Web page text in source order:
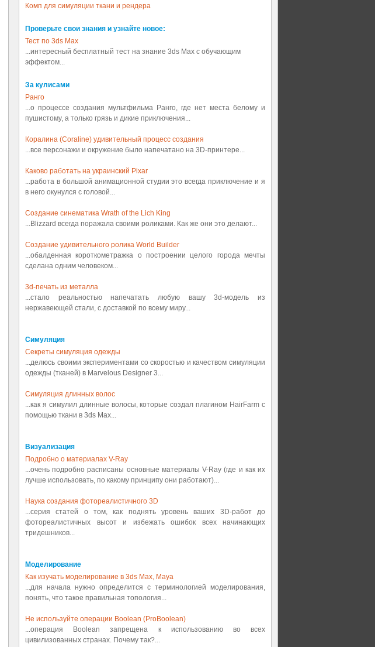
Комп для симуляции ткани и рендера
Проверьте свои знания и узнайте новое:
Тест по 3ds Max
...интересный бесплатный тест на знание 3ds Max с обучающим
эффектом...
За кулисами
Ранго
...о процессе создания мультфильма Ранго, где нет места белому и
пушистому, а только грязь и дикие приключения...
Коралина (Coraline) удивительный процесс создания
...все персонажи и окружение было напечатано на 3D-принтере...
Каково работать на украинский Pixar
...работа в большой анимационной студии это всегда приключение и я
в него окунулся с головой...
Создание синематика Wrath of the Lich King
...Blizzard всегда поражала своими роликами. Как же они это делают...
Создание удивительного ролика World Builder
...обалденная короткометражка о построении целого города мечты
сделана одним человеком...
3d-печать из металла
...стало реальностью напечатать любую вашу 3d-модель из
нержавеющей стали, с доставкой по всему миру...
Симуляция
Секреты симуляция одежды
...делюсь своими экспериментами со скоростью и качеством симуляции
одежды (тканей) в Marvelous Designer 3...
Симуляция длинных волос
...как я симулил длинные волосы, которые создал плагином HairFarm с
помощью ткани в 3ds Max...
Визуализация
Подробно о материалах V-Ray
...очень подробно расписаны основные материалы V-Ray (где и как их
лучше использовать, по какому принципу они работают)...
Наука создания фотореалистичного 3D
...серия статей о том, как поднять уровень ваших 3D-работ до
фотореалистичных высот и избежать ошибок всех начинающих
тридешников...
Моделирование
Как изучать моделирование в 3ds Max, Maya
...для начала нужно определится с терминологией моделирования,
понять, что такое правильная топология...
Не используйте операции Boolean (ProBoolean)
...операция Boolean запрещена к использованию во всех
цивилизованных странах. Почему так?...